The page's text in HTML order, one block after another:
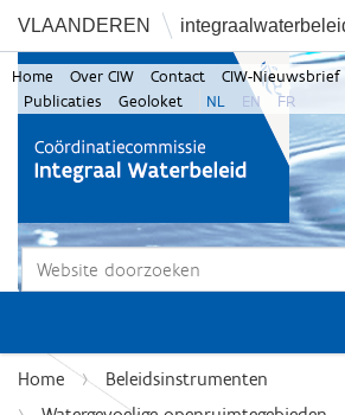
VLAANDEREN
Zoek
Home Over CIW Contact CIW-Nieuwsbrief
Publicaties
Geoloket NL EN FR
Home
Beleidsinstrumenten